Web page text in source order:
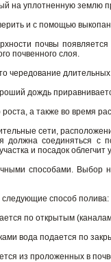
на уплотненную землю
и с помощью
почвы
почвенного слоя.
чередование
дождь
а также во время
сети,
должна соединяться с
и посадок
способами. Выбор
способ
по открытым
вода подается по
из проложенных в